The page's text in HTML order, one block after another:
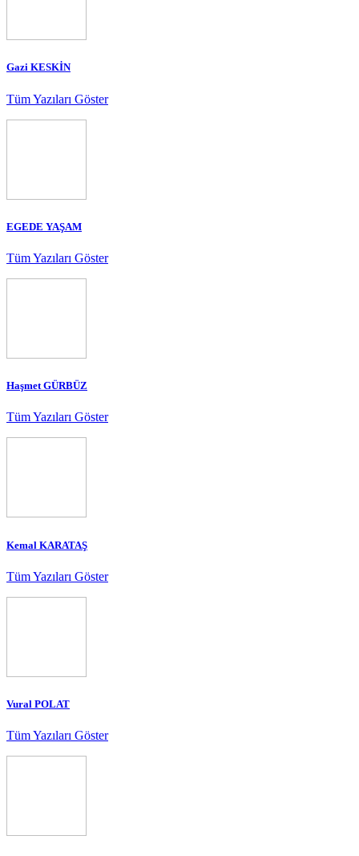
Gazi KESKİN
Tüm Yazıları Göster
EGEDE YAŞAM
Tüm Yazıları Göster
Haşmet GÜRBÜZ
Tüm Yazıları Göster
Kemal KARATAŞ
Tüm Yazıları Göster
Vural POLAT
Tüm Yazıları Göster